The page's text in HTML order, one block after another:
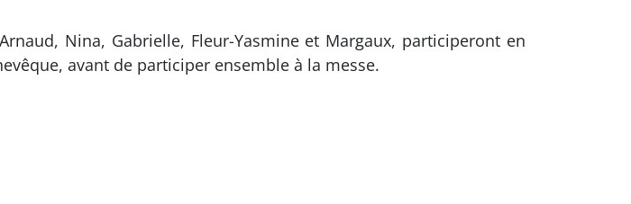
Nina, Gabrielle, Fleur-Yasmine et Margaux, participeront en
avant de participer ensemble à la messe.